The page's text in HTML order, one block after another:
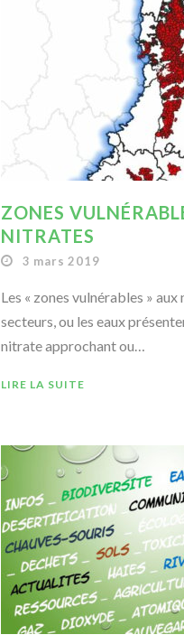
ZONES
NITRATES
3 mars 2019
Les « zones vulnérables »
secteurs, ou les eaux
nitrate approchant ou…
LIRE LA SUITE